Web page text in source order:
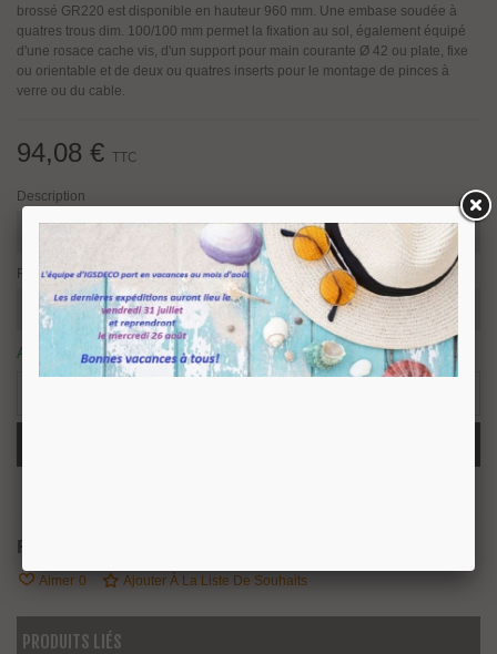
brossé GR220 est disponible en hauteur 960 mm. Une embase soudée à
quatres trous dim. 100/100 mm permet la fixation au sol, également équipé
d'une rosace cache vis, d'un support pour main courante Ø 42 ou plate, fixe
ou orientable et de deux ou quatres inserts pour le montage de pinces à
verre ou du cable.
94,08 € TTC
Description
Fonction
Article disponible sous 8/10 jours ouvrés.0 Produits
Référence:
Aimer 0 Ajouter À La Liste De Souhaits
PRODUITS LIÉS